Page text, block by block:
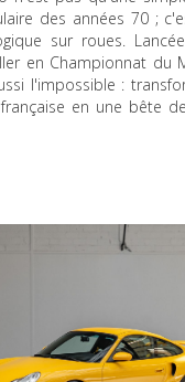
des années 70 ;
sur roues.
en Championnat du
l'impossible :
en une bête